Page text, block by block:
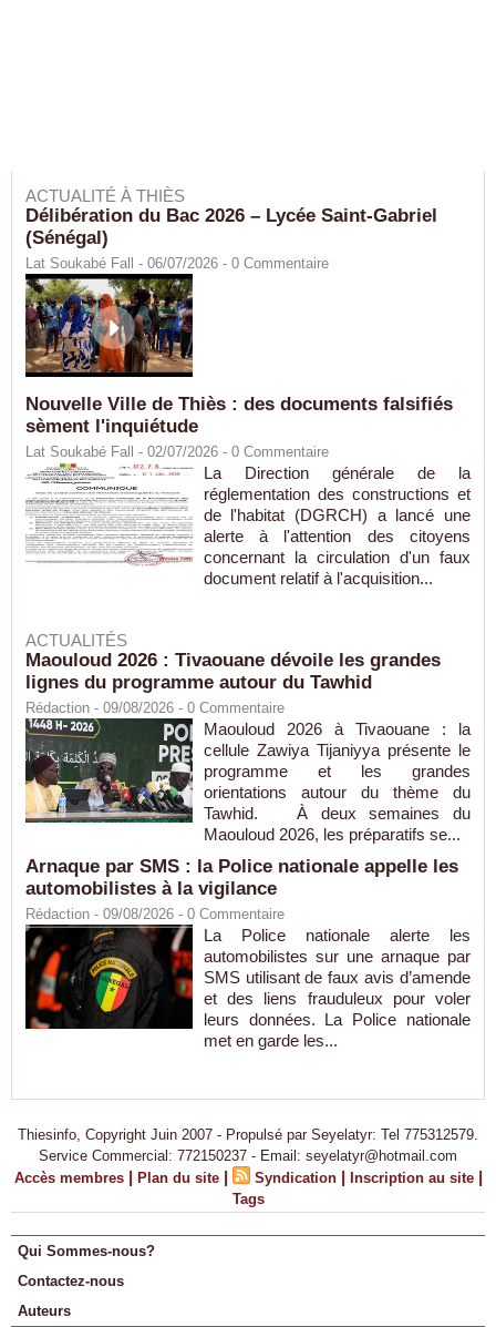
ACTUALITÉ À THIÈS
Délibération du Bac 2026 – Lycée Saint-Gabriel
(Sénégal)
Lat Soukabé Fall - 06/07/2026 - 0 Commentaire
Nouvelle Ville de Thiès : des documents falsifiés
sèment l'inquiétude
Lat Soukabé Fall - 02/07/2026 - 0 Commentaire
La Direction générale de la
réglementation des constructions et
de l'habitat (DGRCH) a lancé une
alerte à l'attention des citoyens
concernant la circulation d'un faux
document relatif à l'acquisition...
ACTUALITÉS
Maouloud 2026 : Tivaouane dévoile les grandes
lignes du programme autour du Tawhid
Rédaction - 09/08/2026 - 0 Commentaire
Maouloud 2026 à Tivaouane : la
cellule Zawiya Tijaniyya présente le
programme et les grandes
orientations autour du thème du
Tawhid. À deux semaines du
Maouloud 2026, les préparatifs se...
Arnaque par SMS : la Police nationale appelle les
automobilistes à la vigilance
Rédaction - 09/08/2026 - 0 Commentaire
La Police nationale alerte les
automobilistes sur une arnaque par
SMS utilisant de faux avis d’amende
et des liens frauduleux pour voler
leurs données. La Police nationale
met en garde les...
Thiesinfo, Copyright Juin 2007 - Propulsé par Seyelatyr: Tel 775312579.
Service Commercial: 772150237 - Email: seyelatyr@hotmail.com
Accès membres | Plan du site | Syndication | Inscription au site |
Tags
Qui Sommes-nous?
Contactez-nous
Auteurs